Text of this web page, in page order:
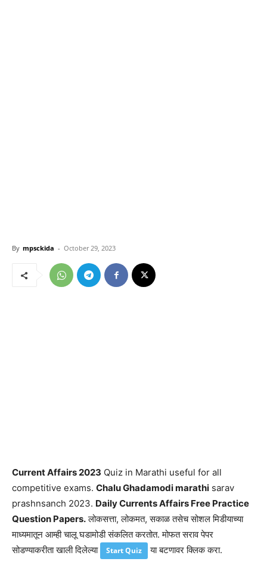
By mpsckida - October 29, 2023
Current Affairs 2023 Quiz in Marathi useful for all
competitive exams. Chalu Ghadamodi marathi sarav
prashnsanch 2023. Daily Currents Affairs Free Practice
Question Papers.लोकसत्ता, लोकमत, सकाळ तसेच सोशल मिडीयाच्या
माध्यमातून आम्ही चालू घडामोडी संकलित करतोत. मोफत सराव पेपर
सोडण्याकरीता खाली दिलेल्या
Start Quiz या बटणावर क्लिक करा.